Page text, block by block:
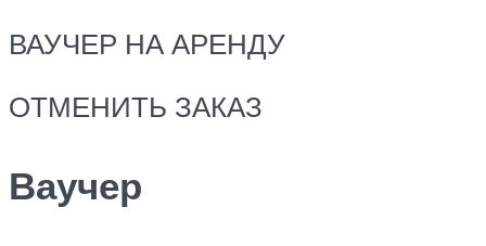
ВАУЧЕР НА АРЕНДУ
ОТМЕНИТЬ ЗАКАЗ
Ваучер